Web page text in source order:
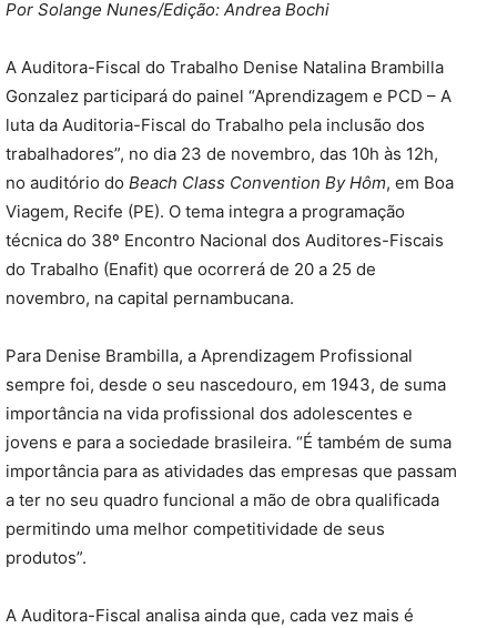
Por Solange Nunes/Edição: Andrea Bochi
A Auditora-Fiscal do Trabalho Denise Natalina Brambilla
Gonzalez participará do painel “Aprendizagem e PCD – A
luta da Auditoria-Fiscal do Trabalho pela inclusão dos
trabalhadores”, no dia 23 de novembro, das 10h às 12h,
no auditório do Beach Class Convention By Hôm, em Boa
Viagem, Recife (PE). O tema integra a programação
técnica do 38º Encontro Nacional dos Auditores-Fiscais
do Trabalho (Enafit) que ocorrerá de 20 a 25 de
novembro, na capital pernambucana.
Para Denise Brambilla, a Aprendizagem Profissional
sempre foi, desde o seu nascedouro, em 1943, de suma
importância na vida profissional dos adolescentes e
jovens e para a sociedade brasileira. “É também de suma
importância para as atividades das empresas que passam
a ter no seu quadro funcional a mão de obra qualificada
permitindo uma melhor competitividade de seus
produtos”.
A Auditora-Fiscal analisa ainda que, cada vez mais é